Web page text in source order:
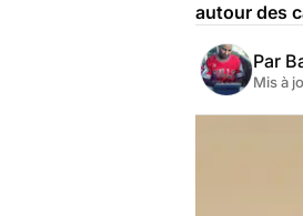
autour des
Par
Mis à